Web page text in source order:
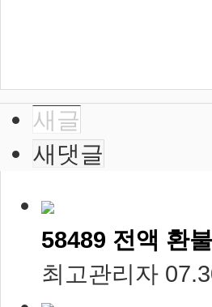
새글
새댓글
58489 전액 환
최고관리자